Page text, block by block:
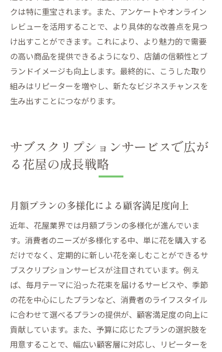
クは特に重宝されます。また、アンケートやオンライン
レビューを活用することで、より具体的な改善点を見つ
け出すことができます。これにより、より魅力的で需要
の高い商品を提供できるようになり、店舗の信頼性とブ
ランドイメージも向上します。最終的に、こうした取り
組みはリピーターを増やし、新たなビジネスチャンスを
生み出すことにつながります。
サブスクリプションサービスで広が
る花屋の成長戦略
月額プランの多様化による顧客満足度向上
近年、花屋業界では月額プランの多様化が進んでいま
す。消費者のニーズが多様化する中、単に花を購入する
だけでなく、定期的に新しい花を楽しむことができるサ
ブスクリプションサービスが注目されています。例え
ば、毎月テーマに沿った花束を届けるサービスや、季節
の花を中心にしたプランなど、消費者のライフスタイル
に合わせて選べるプランの提供が、顧客満足度の向上に
貢献しています。また、予算に応じたプランの選択肢を
用意することで、幅広い顧客層に対応し、リピーターを